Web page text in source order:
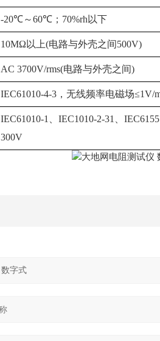
-20℃～60℃；70%rh以下
10MΩ以上(电路与外壳之间500V)
AC 3700V/rms(电路与外壳之间)
IEC61010-4-3，无线频率电磁场≤1V/
IEC61010-1、IEC1010-2-31、
300V